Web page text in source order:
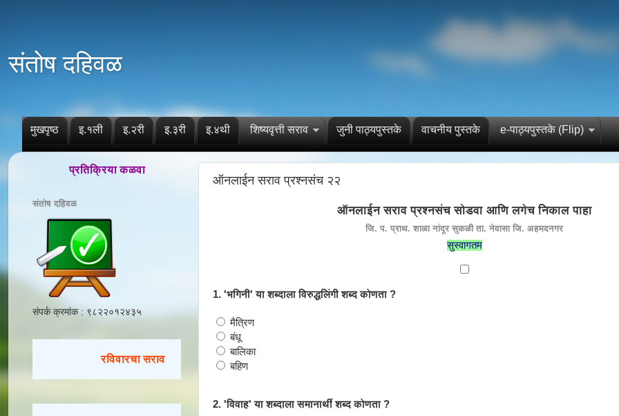
संतोष दहिवळ
मुखपृष्ठ इ.१ली इ.२री इ.३री इ.४थी शिष्यवृत्ती सराव जुनी पाठ्यपुस्तके वाचनीय पुस्तके e-पाठ्यपुस्तके (Flip)
ऑनलाईन सराव प्रश्नसंच २२
ऑनलाईन सराव प्रश्नसंच सोडवा आणि लगेच निकाल पाहा
जि. प. प्राथ. शाळा नांदूर सुकळी ता. नेवासा जि. अहमदनगर
सुस्वागतम
1. 'भगिनी' या शब्दाला विरुद्धलिंगी शब्द कोणता ?
मैत्रिण
बंधू
बालिका
बहिण
2. 'विवाह' या शब्दाला समानार्थी शब्द कोणता ?
प्रतिक्रिया कळवा
संतोष दहिवळ
संपर्क क्रमांक : ९८२२०१२४३५
रविवारचा सराव